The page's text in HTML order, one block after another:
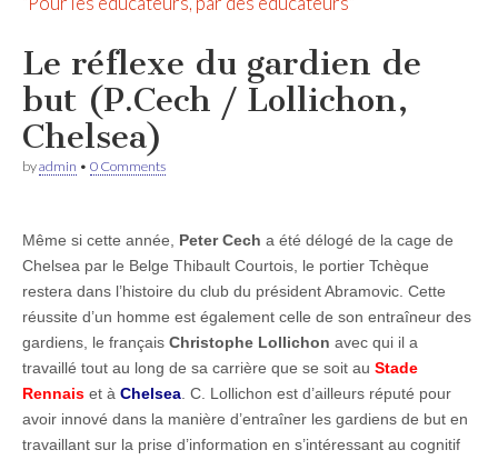
Le réflexe du gardien de
but (P.Cech / Lollichon,
Chelsea)
byadmin • 0 Comments
Même si cette année, Peter Cech a été délogé de la cage de
Chelsea par le Belge Thibault Courtois, le portier Tchèque
restera dans l’histoire du club du président Abramovic. Cette
réussite d’un homme est également celle de son entraîneur des
gardiens, le français Christophe Lollichon avec qui il a
travaillé tout au long de sa carrière que se soit au Stade
Rennais et à Chelsea . C. Lollichon est d’ailleurs réputé pour
avoir innové dans la manière d’entraîner les gardiens de but en
travaillant sur la prise d’information en s’intéressant au cognitif